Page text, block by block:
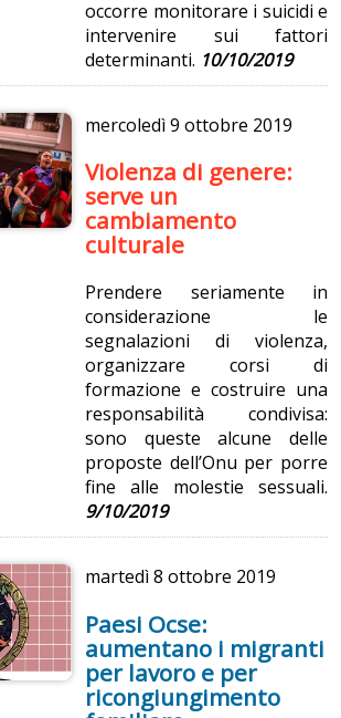
occorre monitorare i suicidi e
intervenire sui fattori
determinanti. 10/10/2019
mercoledì9 ottobre 2019
Violenza di genere:
serve un
cambiamento
culturale
Prendere seriamente in
considerazione le
segnalazioni di violenza,
organizzare corsi di
formazione e costruire una
responsabilità condivisa:
sono queste alcune delle
proposte dell’Onu per porre
fine alle molestie sessuali.
9/10/2019
martedì8 ottobre 2019
Paesi Ocse:
aumentano i migranti
per lavoro e per
ricongiungimento